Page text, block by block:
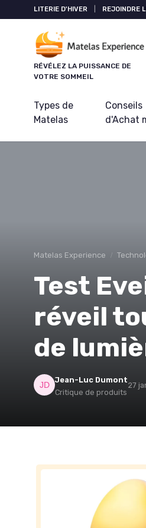
LITERIE D'HIVER REJOINDRE
RÉVÉLEZ LA PUISSANCE DE
VOTRE SOMMEIL
Types de
Matelas
Conseils
d'Achat
Matelas Experience
Test
réveil
de
Jean-Luc Dumont
Critique de produits
27
Panneau de gestion des cookies